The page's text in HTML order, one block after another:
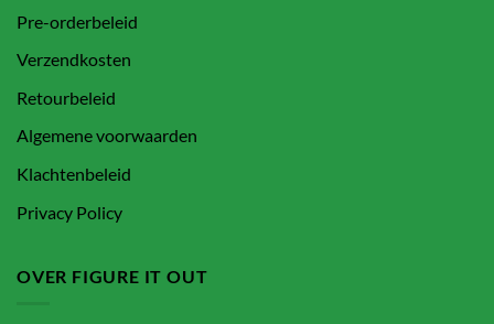
Pre-orderbeleid
Verzendkosten
Retourbeleid
Algemene voorwaarden
Klachtenbeleid
Privacy Policy
OVER FIGURE IT OUT